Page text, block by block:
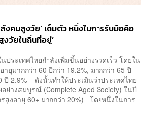
งคมสูงวัย’ เต็มตัว หนึ่งในการรับมือคือ
วัยในถิ่นที่อยู่’
นประเทศไทยกำลังเพิ่มขึ้นอย่างรวดเร็ว โดยใน
ยุมากกว่า 60 ปีกว่า 19.2%, มากกว่า 65 ปี
ปี 2.9% ดังนั้นทำให้ประเมินว่าประเทศไทย
ย่างสมบูรณ์ (Complete Aged Society) ในปี
สูงอายุ 60+ มากกว่า 20%) โดยหนึ่งในการ